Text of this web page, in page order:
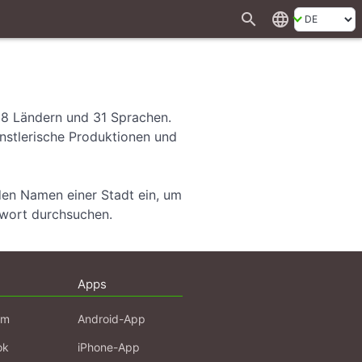
search language
Ländern und 31 Sprachen.
Produktionen und
Namen einer Stadt ein, um
durchsuchen.
Apps
Android-App
iPhone-App